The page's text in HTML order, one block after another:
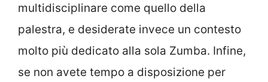
multidisciplinare come quello della
palestra, e desiderate invece un contesto
molto più dedicato alla sola Zumba. Infine,
se non avete tempo a disposizione per